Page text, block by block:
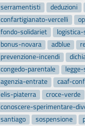
serramentisti
deduzioni
confartigianato-vercelli
fondo-solidariet
bonus-novara
adblue
prevenzione-incendi
congedo-parentale
agenzia-entrate
caaf-
elis-piaterra
croce-verde
conoscere-sperimentare-
santiago
sospensione